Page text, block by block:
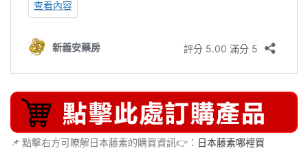
📌 點擊右方可瞭解日本藤素的購買資訊👉： 日本藤素哪裡買